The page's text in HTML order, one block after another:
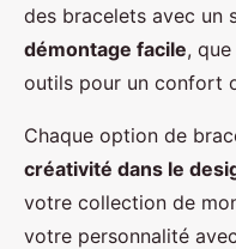
des bracelets avec un
démontage facile,
outils pour un confort
Chaque option de
créativité dans le
votre collection de
votre personnalité